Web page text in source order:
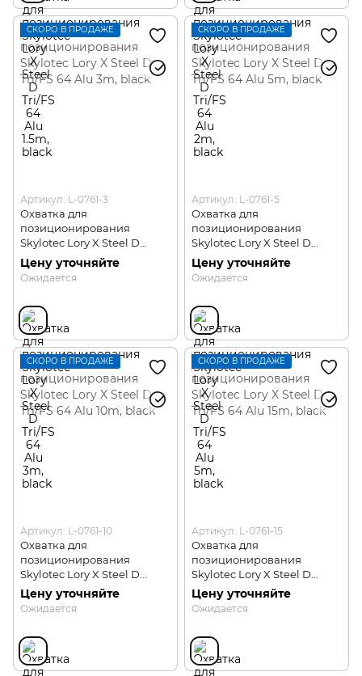
СКОРО В ПРОДАЖЕ
Артикул: L-0761-3
Охватка для
позиционирования
Skylotec Lory X Steel D
Tri/FS 64 Alu 3m
Цену уточняйте
Ожидается
СКОРО В ПРОДАЖЕ
Артикул: L-0761-5
Охватка для
позиционирования
Skylotec Lory X Steel D
Tri/FS 64 Alu 5m
Цену уточняйте
Ожидается
СКОРО В ПРОДАЖЕ
Артикул: L-0761-10
Охватка для
позиционирования
Skylotec Lory X Steel D
Tri/FS 64 Alu 10m
Цену уточняйте
Ожидается
СКОРО В ПРОДАЖЕ
Артикул: L-0761-15
Охватка для
позиционирования
Skylotec Lory X Steel D
Tri/FS 64 Alu 15m
Цену уточняйте
Ожидается